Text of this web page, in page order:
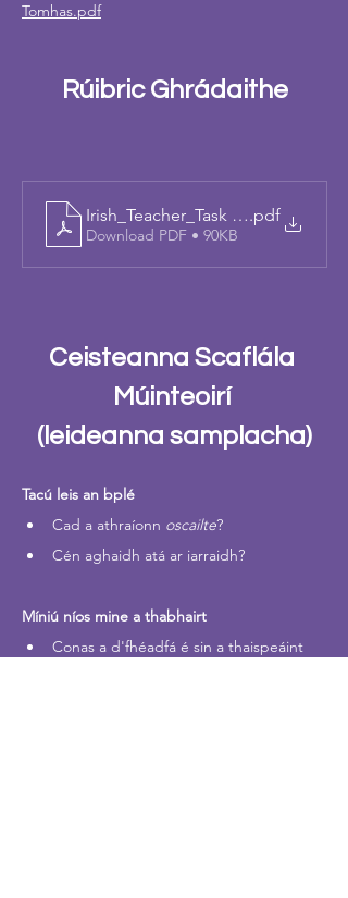
Tomhas.pdf
Rúibric Ghrádaithe
Irish_Teacher_Task 2_Grading
.pdf
Download PDF • 90KB
Ceisteanna Scaflála
Múinteoirí
(leideanna samplacha)
Tacú leis an bplé
Cad a athraíonn oscailte?
Cén aghaidh atá ar iarraidh?
Míniú níos mine a thabhairt
Conas a d'fhéadfá é sin a thaispeáint